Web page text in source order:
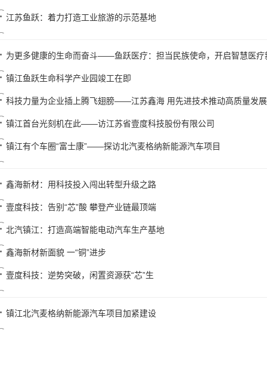
江苏鱼跃：着力打造工业旅游的示范基地
为更多健康的生命而奋斗——鱼跃医疗：担当民族使命，开启智慧医疗
镇江鱼跃生命科学产业园竣工在即
科技力量为企业插上腾飞翅膀——江苏鑫海 用先进技术推动高质量发展
镇江首台光刻机在此——访江苏省壹度科技股份有限公司
镇江有个车圈“富士康”——探访北汽麦格纳新能源汽车项目
鑫海新材：用科技投入闯出转型升级之路
壹度科技：告别“芯”酸 攀登产业链最顶端
北汽镇江：打造高端智能电动汽车生产基地
鑫海新材新面貌 一“铜”进步
壹度科技：逆势突破，闲置资源获“芯”生
镇江北汽麦格纳新能源汽车项目加紧建设